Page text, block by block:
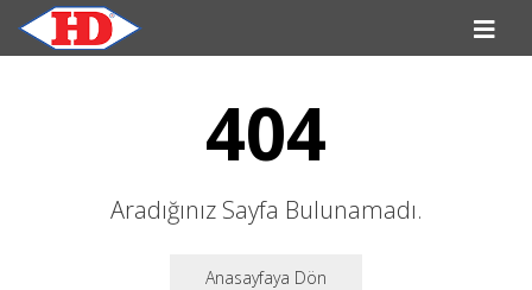
404
Aradığınız Sayfa Bulunamadı.
Anasayfaya Dön